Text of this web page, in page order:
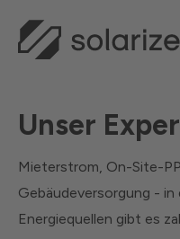
Unser
Mieterstrom, On-Site-
Gebäudeversorgung -
Energiequellen gibt es